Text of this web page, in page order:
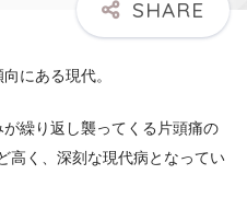
にある現代。
繰り返し襲ってくる片頭痛の
高く、深刻な現代病となってい